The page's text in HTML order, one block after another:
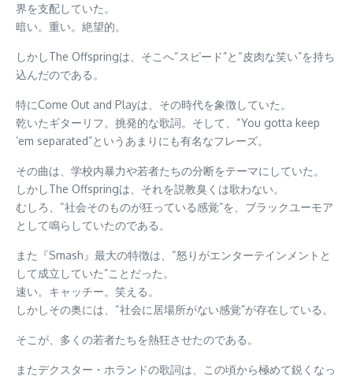
界を支配していた。
暗い。重い。絶望的。
しかしThe Offspringは、そこへ“スピード”と“皮肉な笑い”を持ち
込んだのである。
特にCome Out and Playは、その時代を象徴していた。
乾いたギターリフ。挑発的な歌詞。そして、“You gotta keep
’em separated”というあまりにも有名なフレーズ。
その曲は、学校内暴力や若者たちの分断をテーマにしていた。
しかしThe Offspringは、それを説教臭くは歌わない。
むしろ、“社会そのものが狂っている感覚”を、ブラックユーモア
として鳴らしていたのである。
また『Smash』最大の特徴は、“怒りがエンターテインメントと
して成立していた”ことだった。
速い。キャッチー。笑える。
しかしその奥には、“社会に居場所がない感覚”が存在している。
そこが、多くの若者たちを熱狂させたのである。
またデクスター・ホランドの歌詞は、この頃から極めて鋭くなっ